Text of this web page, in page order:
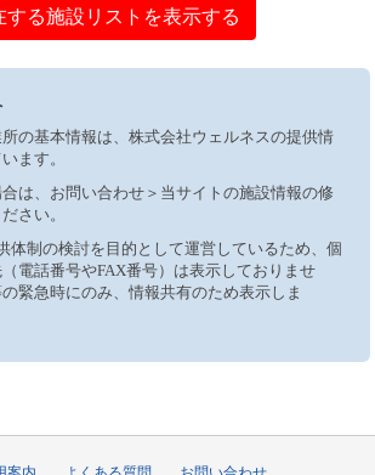
る施設リストを表示する
の基本情報は、株式会社ウェルネスの提供情
ます。
は、お問い合わせ＞当サイトの施設情報の修
さい。
体制の検討を目的として運営しているため、個
電話番号やFAX番号）は表示しておりませ
緊急時にのみ、情報共有のため表示しま